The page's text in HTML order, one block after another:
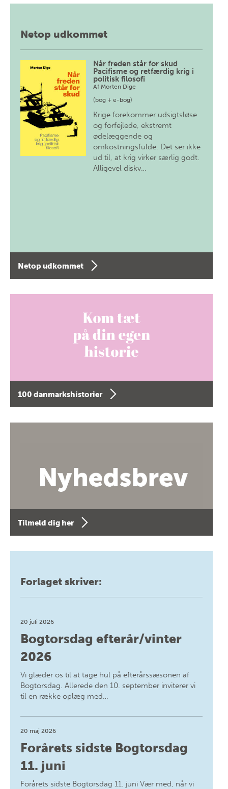
Netop udkommet
Når freden står for skud
Pacifisme og retfærdig krig i
politisk filosofi
Af Morten Dige
(bog + e-bog)
Krige forekommer udsigtsløse
og forfejlede, ekstremt
ødelæggende og
omkostningsfulde. Det ser ikke
ud til, at krig virker særlig godt.
Alligevel diskv…
Netop udkommet
100 danmarkshistorier
Tilmeld dig her
Forlaget skriver:
20 juli 2026
Bogtorsdag efterår/vinter
2026
Vi glæder os til at tage hul på efterårssæsonen af
Bogtorsdag. Allerede den 10. september inviterer vi
til en række oplæg med…
20 maj 2026
Forårets sidste Bogtorsdag
11. juni
Forårets sidste Bogtorsdag 11. juni Vær med, når vi